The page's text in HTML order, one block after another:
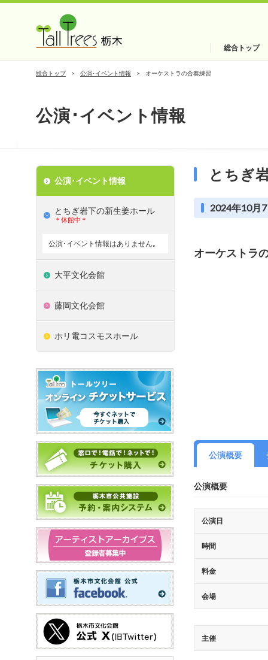
総合トップ
総合トップ 公演･イベント情報 オーケストラの合奏練習
公演･イベント情報
とちぎ
2024年10月
オーケストラ
公演概要
公演概要
公演日
時間
料金
会場
主催
公演･イベント情報
とちぎ岩下の新⽣姜ホール
＊休館中＊
公演･イベント情報はありません｡
大平文化会館
藤岡文化会館
ホリ電コスモスホール